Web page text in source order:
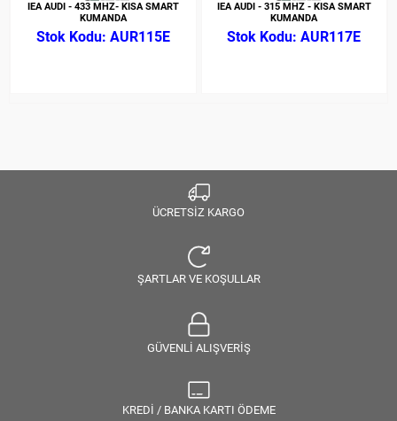
IEA AUDI - 433 MHZ- KISA SMART
KUMANDA
AUR115E
IEA AUDI - 315 MHZ - KISA SMART
KUMANDA
AUR117E
ÜCRETSİZ KARGO
ŞARTLAR VE KOŞULLAR
GÜVENLİ ALIŞVERİŞ
KREDİ / BANKA KARTI ÖDEME